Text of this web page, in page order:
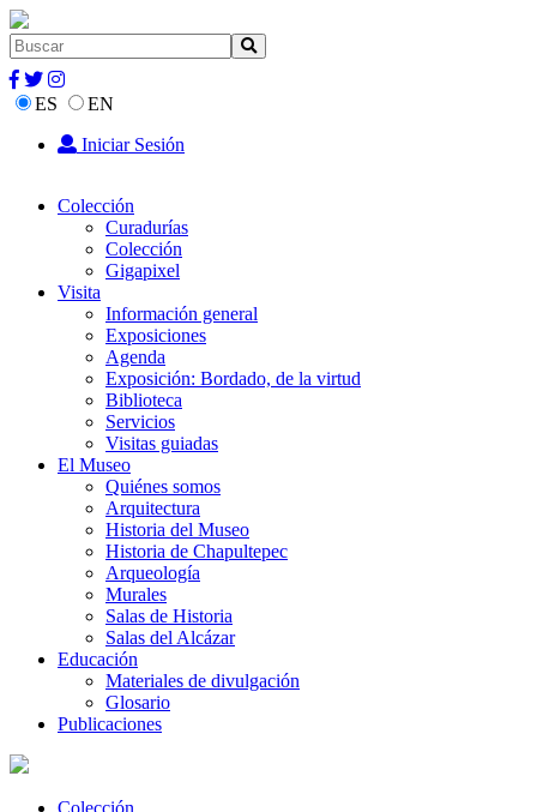
ES
EN
Iniciar Sesión
Colección
Curadurías
Colección
Gigapixel
Visita
Información general
Exposiciones
Agenda
Exposición: Bordado, de la virtud
Biblioteca
Servicios
Visitas guiadas
El Museo
Quiénes somos
Arquitectura
Historia del Museo
Historia de Chapultepec
Arqueología
Murales
Salas de Historia
Salas del Alcázar
Educación
Materiales de divulgación
Glosario
Publicaciones
Colección